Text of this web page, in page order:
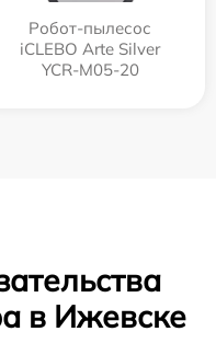
Робот-пылесос
iCLEBO Arte Silver
YCR-M05-20
в Ижевске